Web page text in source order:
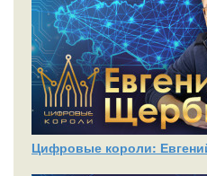
Цифровые короли: